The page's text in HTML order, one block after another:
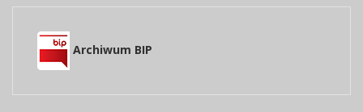
Archiwum BIP